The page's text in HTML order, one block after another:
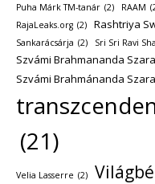
Puha Márk TM-tanár (2) RAAM
RajaLeaks.org (2) Rashtriya
Sankarácsárja (2) Sri Sri Ravi
Szvámi Brahmananda
Szvámi Brahmánanda
(21)
Velia Lasserre (2)